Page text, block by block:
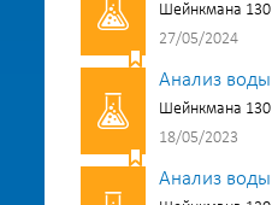
Шейнкмана 130
27/05/2024
Анализ воды
Шейнкмана 130
18/05/2023
Анализ воды